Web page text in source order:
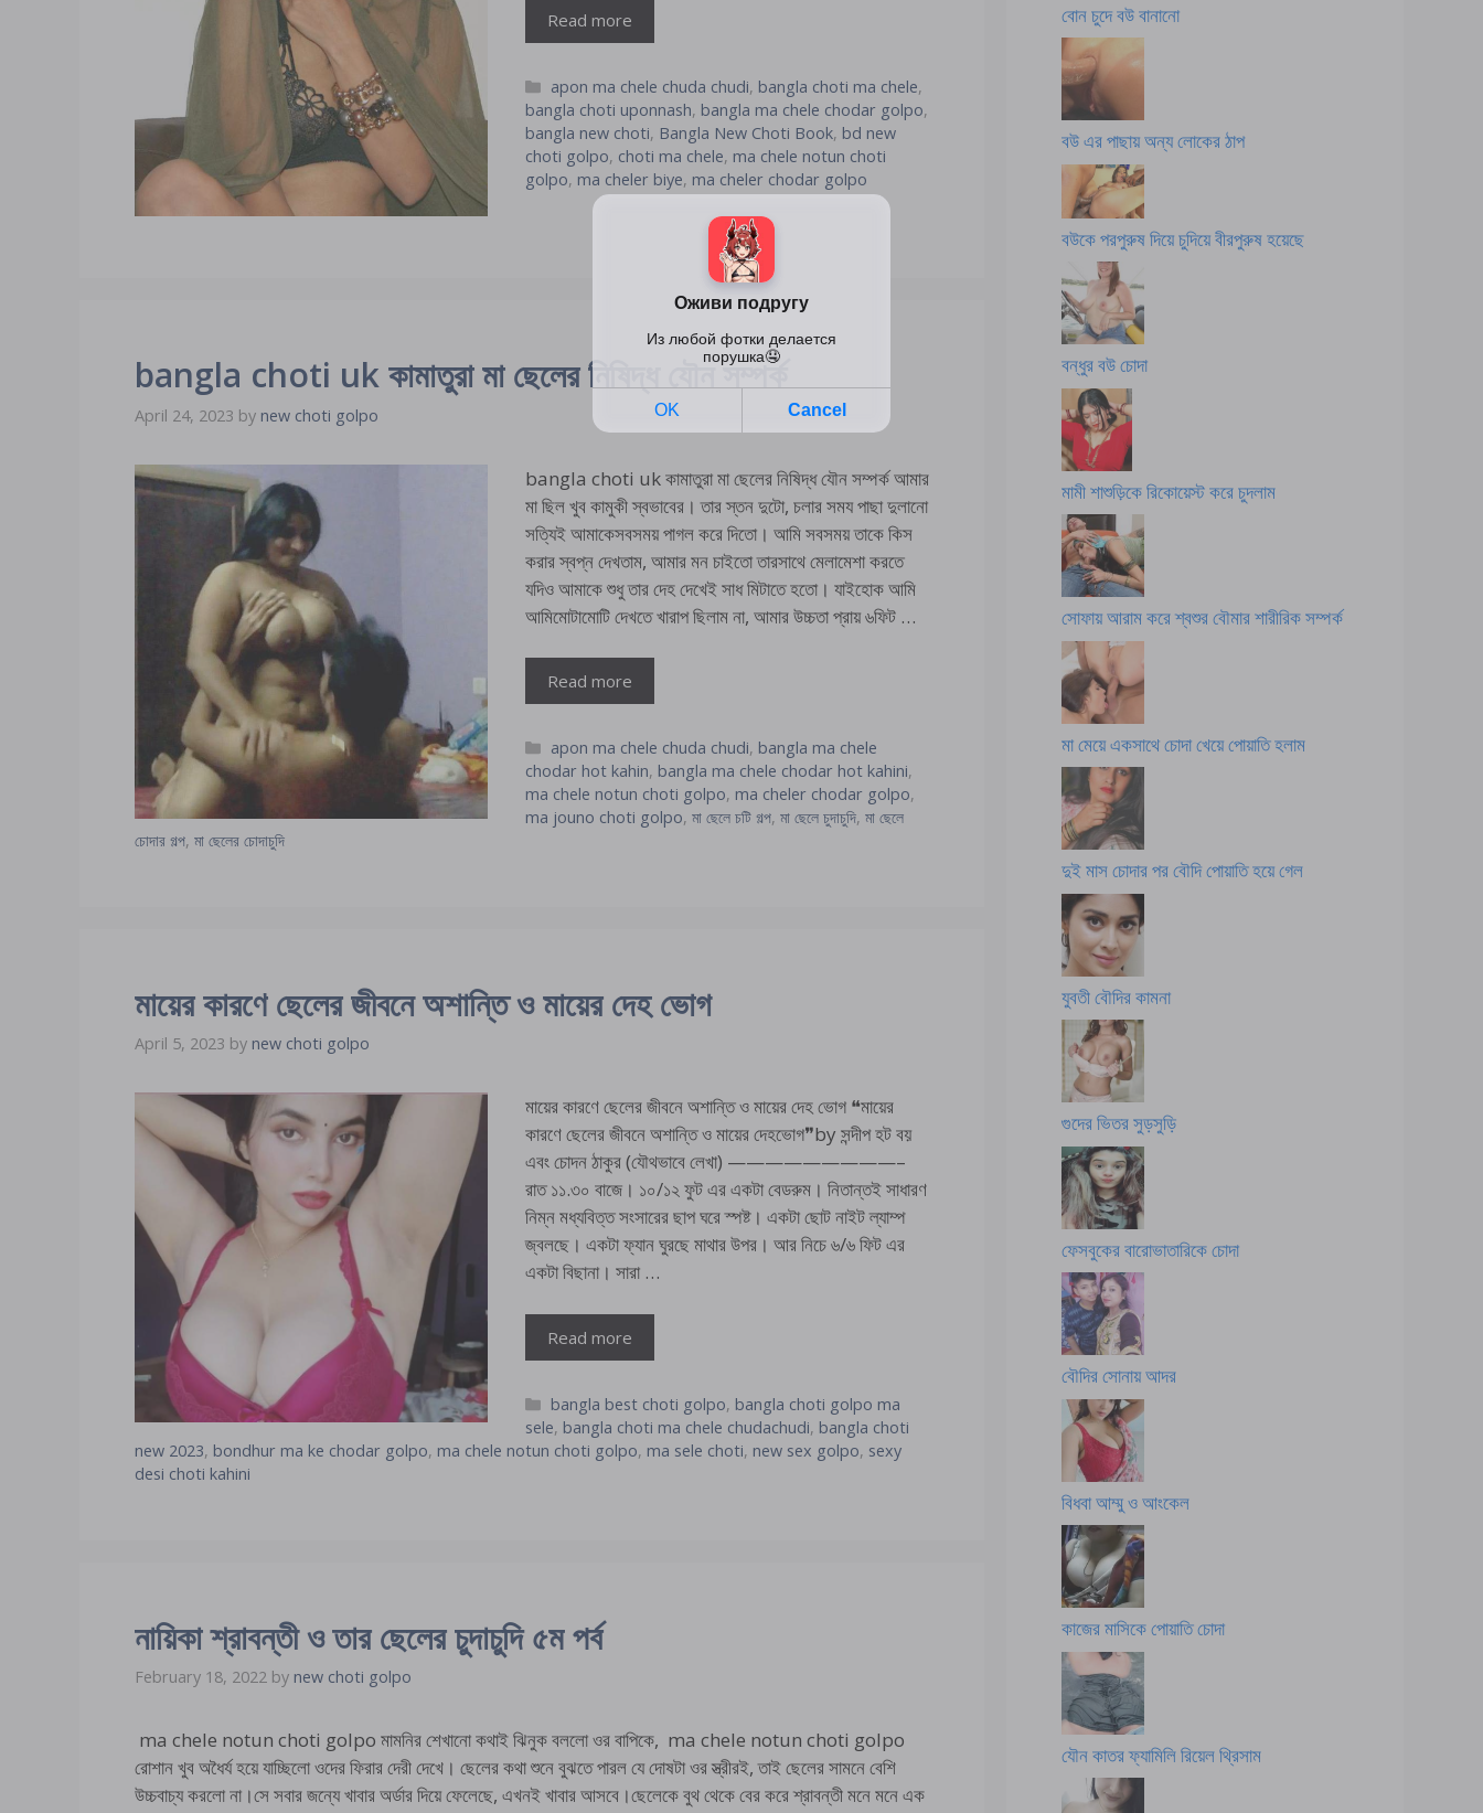
Read more
Categories
apon ma chele chuda chudi, bangla choti ma chele,
bangla choti uponnash, bangla ma chele chodar golpo,
bangla new choti, Bangla New Choti Book, bd new
choti golpo, choti ma chele, ma chele notun choti
golpo, ma cheler biye, ma cheler chodar golpo
bangla choti uk কামাতুরা মা ছেলের নিষিদ্ধ যৌন সম্পর্ক
April 24, 2023 by new choti golpo
bangla choti uk কামাতুরা মা ছেলের নিষিদ্ধ যৌন সম্পর্ক আমার
মা ছিল খুব কামুকী স্বভাবের। তার স্তন দুটো, চলার সময পাছা দুলানো
সত্যিই আমাকেসবসময় পাগল করে দিতো। আমি সবসময় তাকে কিস
করার স্বপ্ন দেখতাম, আমার মন চাইতো তারসাথে মেলামেশা করতে
যদিও আমাকে শুধু তার দেহ দেখেই সাধ মিটাতে হতো। যাইহোক আমি
আমিমোটামোটি দেখতে খারাপ ছিলাম না, আমার উচ্চতা প্রায় ৬ফিট …
Read more
Categories
apon ma chele chuda chudi, bangla ma chele
chodar hot kahin, bangla ma chele chodar hot kahini,
ma chele notun choti golpo, ma cheler chodar golpo,
ma jouno choti golpo, মা ছেলে চটি গল্প, মা ছেলে চুদাচুদি, মা ছেলে
চোদার গল্প, মা ছেলের চোদাচুদি
মায়ের কারণে ছেলের জীবনে অশান্তি ও মায়ের দেহ ভোগ
April 5, 2023 by new choti golpo
মায়ের কারণে ছেলের জীবনে অশান্তি ও মায়ের দেহ ভোগ ❝মায়ের
কারণে ছেলের জীবনে অশান্তি ও মায়ের দেহভোগ❞by সন্দীপ হট বয়
এবং চোদন ঠাকুর (যৌথভাবে লেখা) —————————–
রাত ১১.৩০ বাজে। ১০/১২ ফুট এর একটা বেডরুম। নিতান্তই সাধারণ
নিম্ন মধ্যবিত্ত সংসারের ছাপ ঘরে স্পষ্ট। একটা ছোট নাইট ল্যাম্প
জ্বলছে। একটা ফ্যান ঘুরছে মাথার উপর। আর নিচে ৬/৬ ফিট এর
একটা বিছানা। সারা …
Read more
Categories
bangla best choti golpo, bangla choti golpo ma
sele, bangla choti ma chele chudachudi, bangla choti
new 2023, bondhur ma ke chodar golpo, ma chele notun choti golpo, ma sele choti, new sex golpo, sexy
desi choti kahini
নায়িকা শ্রাবন্তী ও তার ছেলের চুদাচুদি ৫ম পর্ব
February 18, 2022 by new choti golpo
ma chele notun choti golpo মামনির শেখানো কথাই ঝিনুক বললো ওর বাপিকে, ma chele notun choti golpo
রোশান খুব অধৈর্য হয়ে যাচ্ছিলো ওদের ফিরার দেরী দেখে। ছেলের কথা শুনে বুঝতে পারল যে দোষটা ওর স্ত্রীরই, তাই ছেলের সামনে বেশি
উচ্চবাচ্য করলো না।সে সবার জন্যে খাবার অর্ডার দিয়ে ফেলেছে, এখনই খাবার আসবে।ছেলেকে বুথ থেকে বের করে শ্রাবন্তী মনে মনে এক
বোন চুদে বউ বানানো
বউ এর পাছায় অন্য লোকের ঠাপ
বউকে পরপুরুষ দিয়ে চুদিয়ে বীরপুরুষ হয়েছে
বন্ধুর বউ চোদা
মামী শাশুড়িকে রিকোয়েস্ট করে চুদলাম
সোফায় আরাম করে শ্বশুর বৌমার শারীরিক সম্পর্ক
মা মেয়ে একসাথে চোদা খেয়ে পোয়াতি হলাম
দুই মাস চোদার পর বৌদি পোয়াতি হয়ে গেল
যুবতী বৌদির কামনা
গুদের ভিতর সুড়সুড়ি
ফেসবুকের বারোভাতারিকে চোদা
বৌদির সোনায় আদর
বিধবা আম্মু ও আংকেল
কাজের মাসিকে পোয়াতি চোদা
যৌন কাতর ফ্যামিলি রিয়েল থ্রিসাম